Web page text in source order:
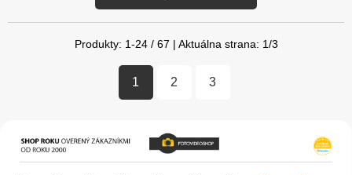
Produkty: 1-24/ 67 | Aktuálna strana: 1/3
1 2 3